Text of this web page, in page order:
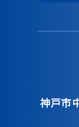
神戸市